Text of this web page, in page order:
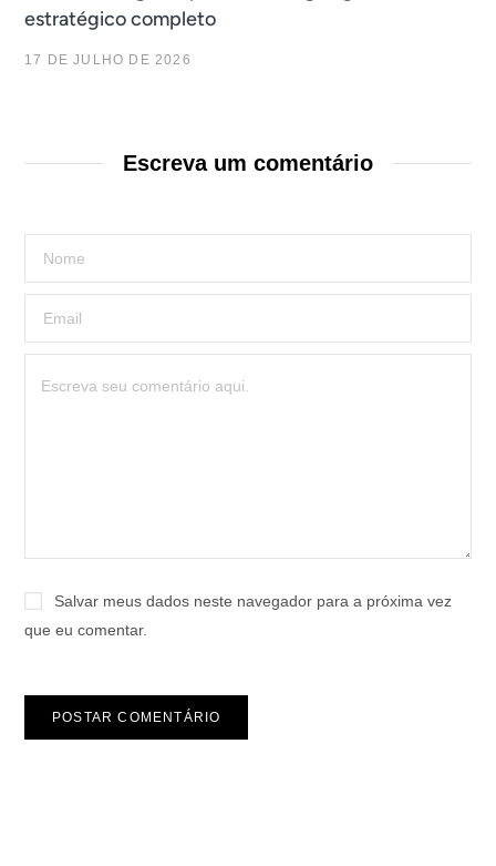
estratégico completo
17 DE JULHO DE 2026
Escreva um comentário
Salvar meus dados neste navegador para a próxima vez
que eu comentar.